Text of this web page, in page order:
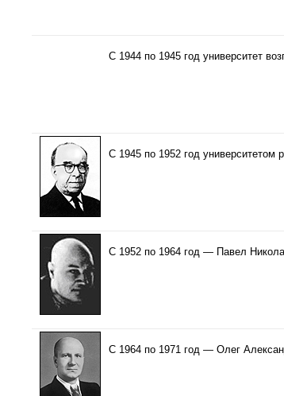
С 1944 по 1945 год университет
С 1945 по 1952 год университетом
С 1952 по 1964 год — Павел
С 1964 по 1971 год — Олег